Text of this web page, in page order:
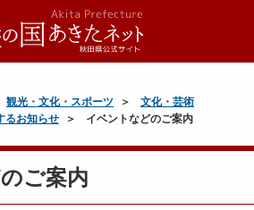
観光・文化・スポーツ
文化・芸術
るお知らせ
イベントなどのご案内
ご案内